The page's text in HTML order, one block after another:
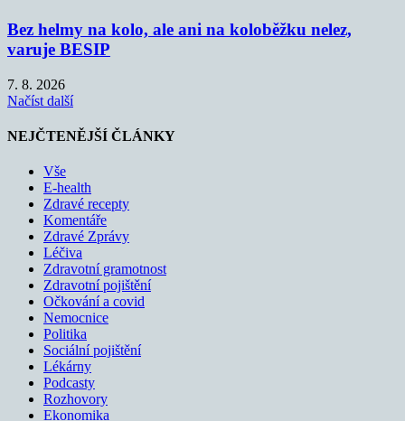
Bez helmy na kolo, ale ani na koloběžku nelez,
varuje BESIP
7. 8. 2026
Načíst další
NEJČTENĚJŠÍ ČLÁNKY
Vše
E-health
Zdravé recepty
Komentáře
Zdravé Zprávy
Léčiva
Zdravotní gramotnost
Zdravotní pojištění
Očkování a covid
Nemocnice
Politika
Sociální pojištění
Lékárny
Podcasty
Rozhovory
Ekonomika